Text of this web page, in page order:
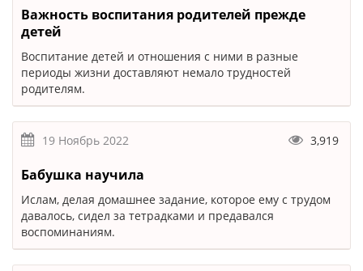
Важность воспитания родителей прежде
детей
Воспитание детей и отношения с ними в разные
периоды жизни доставляют немало трудностей
родителям.
19 Ноябрь 2022 3,919
Бабушка научила
Ислам, делая домашнее задание, которое ему с трудом
давалось, сидел за тетрадками и предавался
воспоминаниям.